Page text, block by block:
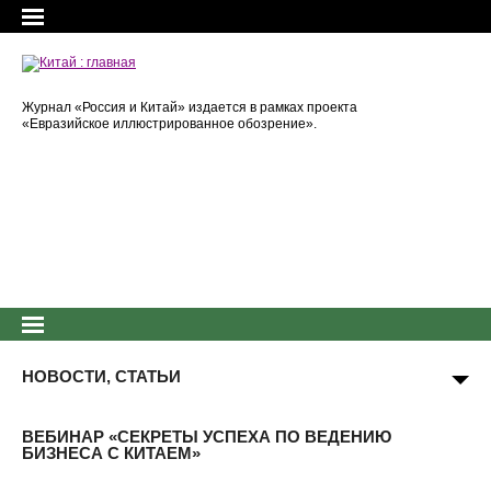
Журнал «Россия и Китай» издается в рамках проекта
«Евразийское иллюстрированное обозрение».
НОВОСТИ, СТАТЬИ
ВЕБИНАР «СЕКРЕТЫ УСПЕХА ПО ВЕДЕНИЮ
БИЗНЕСА С КИТАЕМ»